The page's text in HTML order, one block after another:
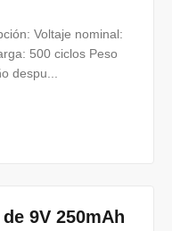
Voltaje nominal:
500 ciclos Peso
despu...
9V 250mAh